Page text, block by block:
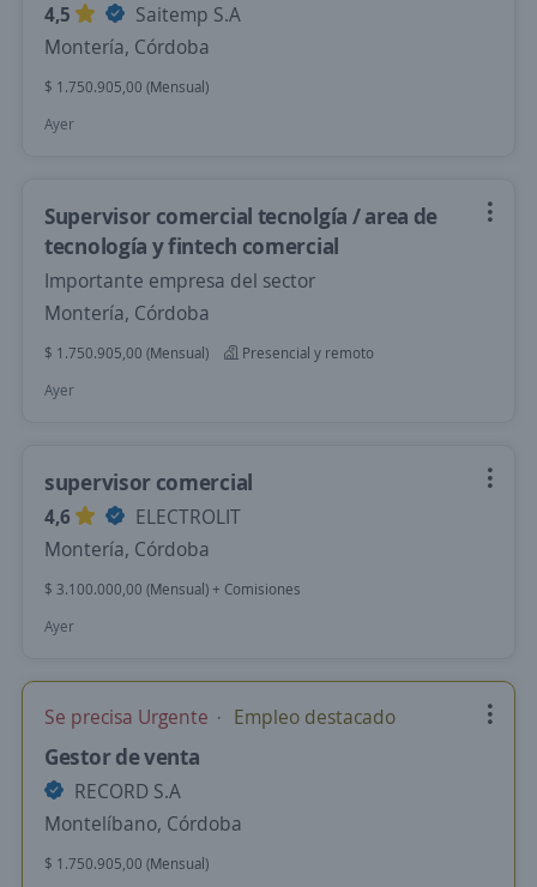
4,5
Saitemp S.A
Montería, Córdoba
$ 1.750.905,00 (Mensual)
Ayer
Supervisor comercial tecnolgía / area de
tecnología y fintech comercial
Importante empresa del sector
Montería, Córdoba
$ 1.750.905,00 (Mensual)
Presencial y remoto
Ayer
supervisor comercial
4,6
ELECTROLIT
Montería, Córdoba
$ 3.100.000,00 (Mensual) + Comisiones
Ayer
Se precisa Urgente Empleo destacado
Gestor de venta
RECORD S.A
Montelíbano, Córdoba
$ 1.750.905,00 (Mensual)